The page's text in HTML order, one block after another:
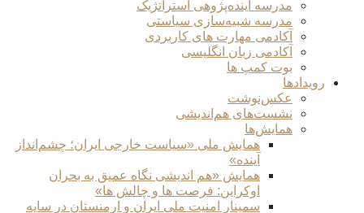
مدرسه آینده‌پژوهی استراتژیک
مدرسه شبیه‌سازی سیاستی
آکادمی مهارت های کاربردی
آکادمی زبان انگلیسی
بوت کمپ ها
رویدادها
عکس‌نوشت
نشست‌های هم‌اندیشی
همایش‌ها
همایش ملی «سیاست خارجی ایران؛ چشم‌انداز
آینده»
همایش «هم اندیشی نگاه عمیق به بحران
اوکراین: فرصت ها و چالش ها»
سمینار امنیت ملی ایران و ارمنستان در سایه